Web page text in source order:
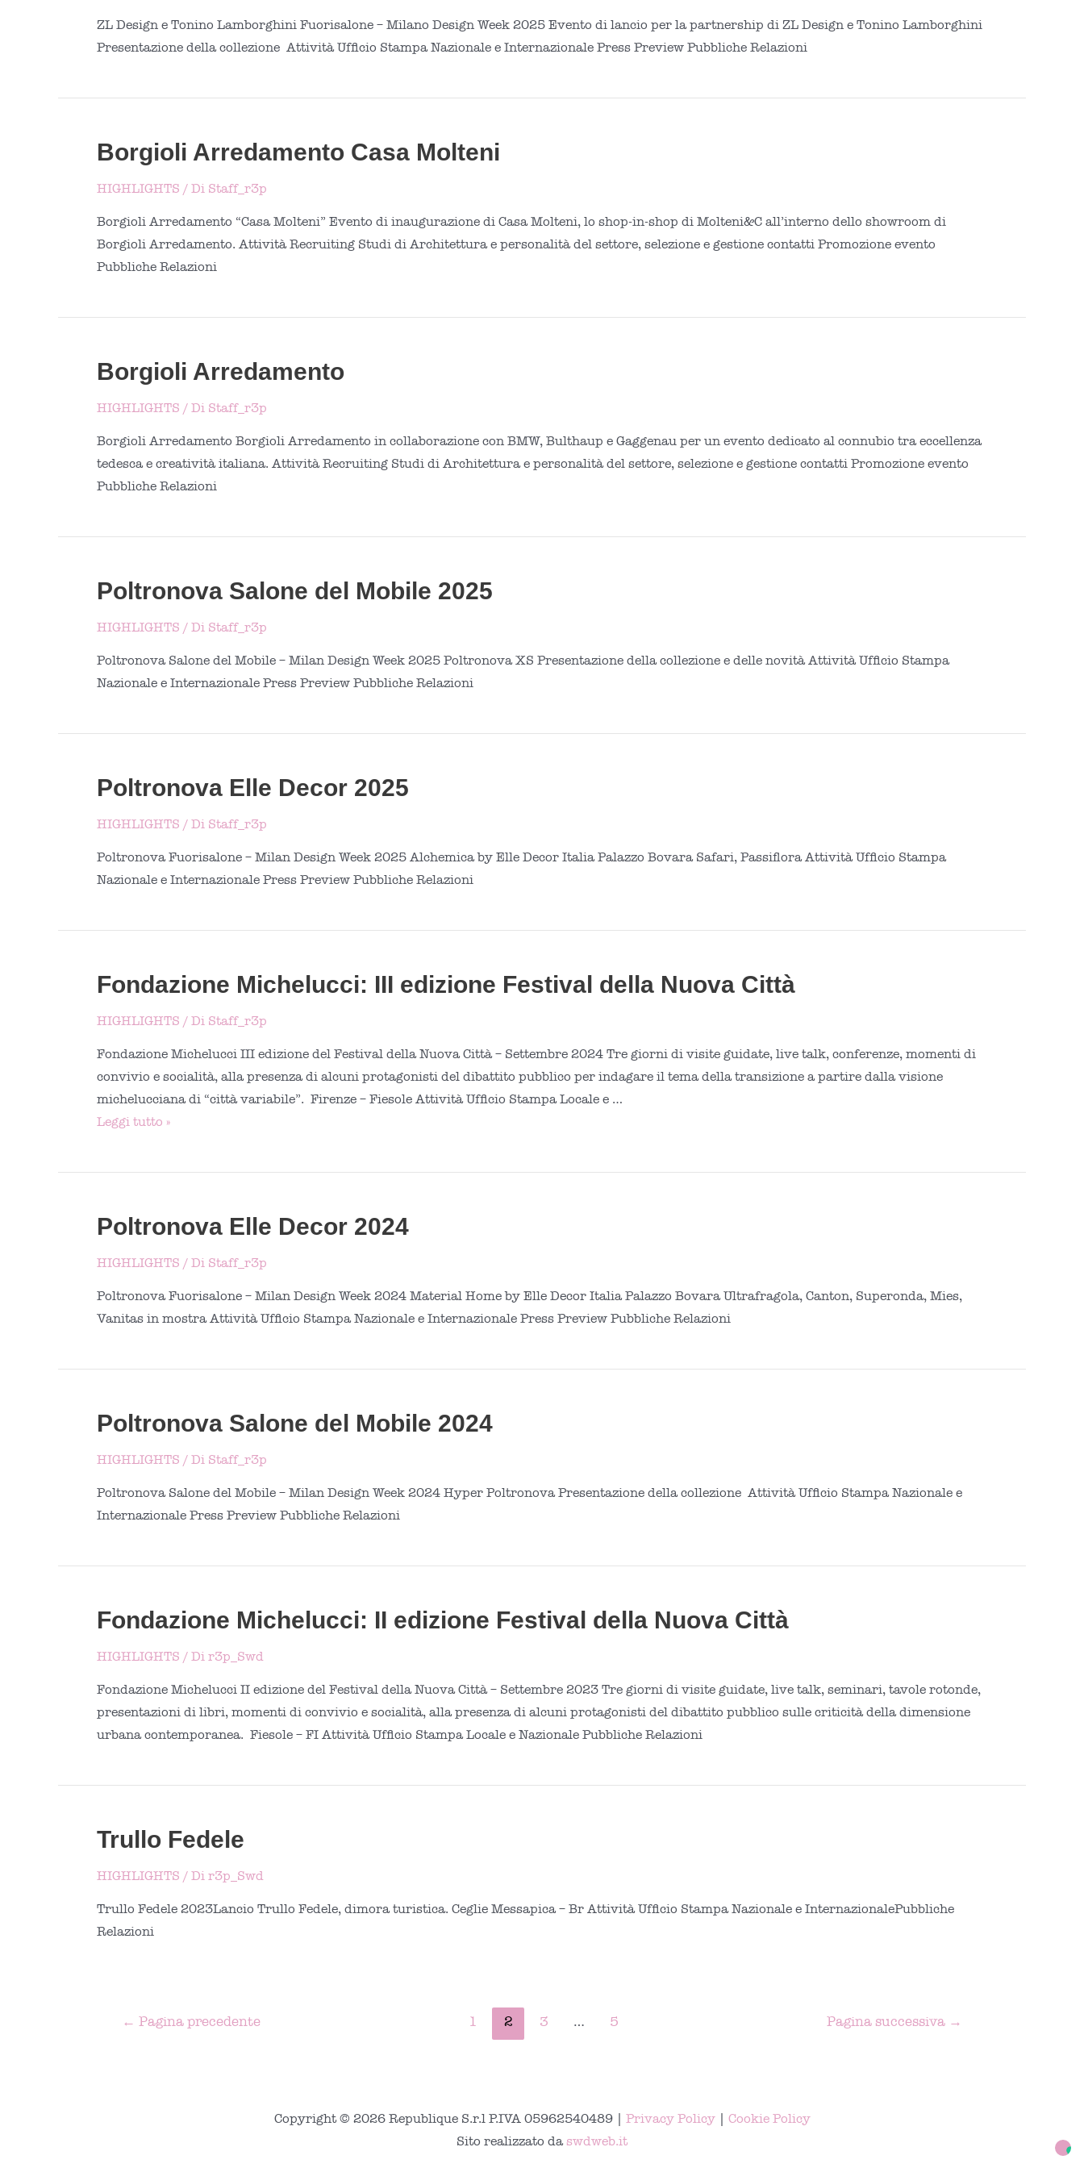
ZL Design e Tonino Lamborghini Fuorisalone – Milano Design Week 2025 Evento di lancio per la partnership di ZL Design e Tonino Lamborghini
Presentazione della collezione Attività Ufficio Stampa Nazionale e Internazionale Press Preview Pubbliche Relazioni
Borgioli Arredamento Casa Molteni
HIGHLIGHTS / Di Staff_r3p
Borgioli Arredamento “Casa Molteni” Evento di inaugurazione di Casa Molteni, lo shop-in-shop di Molteni&C all’interno dello showroom di
Borgioli Arredamento. Attività Recruiting Studi di Architettura e personalità del settore, selezione e gestione contatti Promozione evento
Pubbliche Relazioni
Borgioli Arredamento
HIGHLIGHTS / Di Staff_r3p
Borgioli Arredamento Borgioli Arredamento in collaborazione con BMW, Bulthaup e Gaggenau per un evento dedicato al connubio tra eccellenza
tedesca e creatività italiana. Attività Recruiting Studi di Architettura e personalità del settore, selezione e gestione contatti Promozione evento
Pubbliche Relazioni
Poltronova Salone del Mobile 2025
HIGHLIGHTS / Di Staff_r3p
Poltronova Salone del Mobile – Milan Design Week 2025 Poltronova XS Presentazione della collezione e delle novità Attività Ufficio Stampa
Nazionale e Internazionale Press Preview Pubbliche Relazioni
Poltronova Elle Decor 2025
HIGHLIGHTS / Di Staff_r3p
Poltronova Fuorisalone – Milan Design Week 2025 Alchemica by Elle Decor Italia Palazzo Bovara Safari, Passiflora Attività Ufficio Stampa
Nazionale e Internazionale Press Preview Pubbliche Relazioni
Fondazione Michelucci: III edizione Festival della Nuova Città
HIGHLIGHTS / Di Staff_r3p
Fondazione Michelucci III edizione del Festival della Nuova Città – Settembre 2024 Tre giorni di visite guidate, live talk, conferenze, momenti di
convivio e socialità, alla presenza di alcuni protagonisti del dibattito pubblico per indagare il tema della transizione a partire dalla visione
michelucciana di “città variabile”. Firenze – Fiesole Attività Ufficio Stampa Locale e …
Fondazione
della
Nuova
Leggi tutto »
Poltronova Elle Decor 2024
HIGHLIGHTS / Di Staff_r3p
Poltronova Fuorisalone – Milan Design Week 2024 Material Home by Elle Decor Italia Palazzo Bovara Ultrafragola, Canton, Superonda, Mies,
Vanitas in mostra Attività Ufficio Stampa Nazionale e Internazionale Press Preview Pubbliche Relazioni
Poltronova Salone del Mobile 2024
HIGHLIGHTS / Di Staff_r3p
Poltronova Salone del Mobile – Milan Design Week 2024 Hyper Poltronova Presentazione della collezione Attività Ufficio Stampa Nazionale e
Internazionale Press Preview Pubbliche Relazioni
Fondazione Michelucci: II edizione Festival della Nuova Città
HIGHLIGHTS / Di r3p_Swd
Fondazione Michelucci II edizione del Festival della Nuova Città – Settembre 2023 Tre giorni di visite guidate, live talk, seminari, tavole rotonde,
presentazioni di libri, momenti di convivio e socialità, alla presenza di alcuni protagonisti del dibattito pubblico sulle criticità della dimensione
urbana contemporanea. Fiesole – FI Attività Ufficio Stampa Locale e Nazionale Pubbliche Relazioni
Trullo Fedele
HIGHLIGHTS / Di r3p_Swd
Trullo Fedele 2023Lancio Trullo Fedele, dimora turistica. Ceglie Messapica – Br Attività Ufficio Stampa Nazionale e InternazionalePubbliche
Relazioni
Navigazione
← Pagina precedente 1 2 3 … 5 Pagina successiva →
Copyright © 2026 Republique S.r.l P.IVA 05962540489 | Privacy Policy| Cookie Policy
Sito realizzato da swdweb.it